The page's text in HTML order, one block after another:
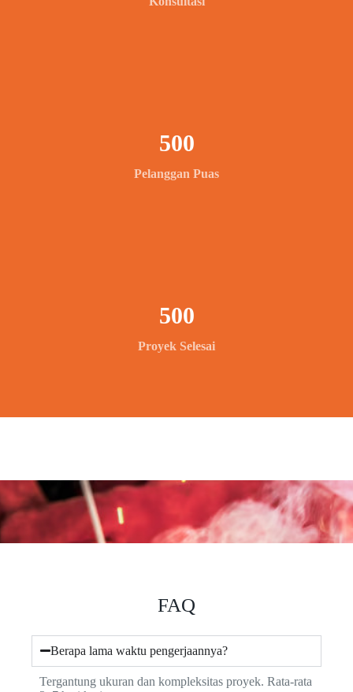
Pelanggan Puas
500
Proyek Selesai
500
FAQ
Berapa lama waktu pengerjaannya?
Tergantung ukuran dan kompleksitas proyek. Rata-rata